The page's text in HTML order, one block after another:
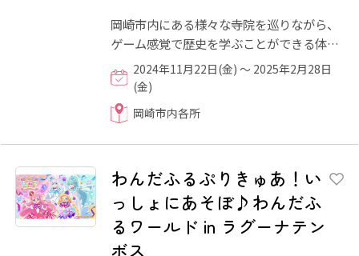
岡崎市内にある様々な寺院を巡りながら、
ゲーム感覚で歴史を学ぶことができる体験
型謎解きイベントです！ 今回は、岡崎で誕
生したのちに天下人と...
2024年11月22日(金) ～ 2025年2月28日
(金)
岡崎市内各所
わんだふるぷりきゅあ！い
っしょにあそぼ♪わんだふ
るワールド in ラグーナテン
ボス